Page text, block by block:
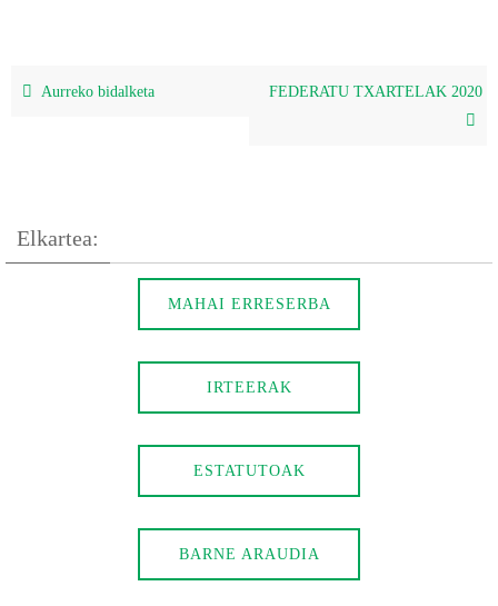
Aurreko bidalketa FEDERATU TXARTELAK 2020
Elkartea:
MAHAI ERRESERBA
IRTEERAK
ESTATUTOAK
BARNE ARAUDIA